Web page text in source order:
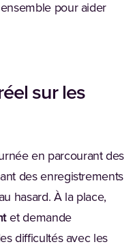
pour aider
sur les
en parcourant des
des enregistrements
hasard. À la place,
et demande
difficultés avec les